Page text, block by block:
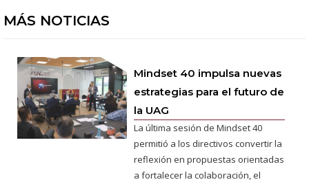
MÁS NOTICIAS
Mindset 40 impulsa nuevas
estrategias para el futuro de
la UAG
La última sesión de Mindset 40
permitió a los directivos convertir la
reflexión en propuestas orientadas
a fortalecer la colaboración, el